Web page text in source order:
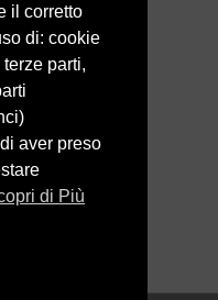
il corretto
di: cookie
parti,
aver preso
di Più